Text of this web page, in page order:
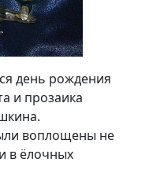
день рождения
и прозаика
воплощены не
в ёлочных